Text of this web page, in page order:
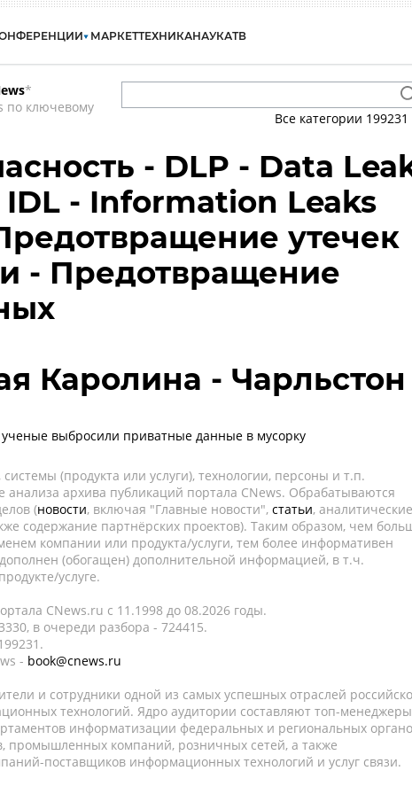
МАРКЕТТЕХНИКАНАУКАТВ
*
по ключевому
Все категории 199231
- DLP - Data
- Information Leaks
утечек
- Предотвращение
Каролина - Чарльстон
выбросили приватные данные в мусорку
(продукта или услуги), технологии, персоны и т.п.
анализа архива публикаций портала CNews. Обрабатываются
(новости, включая "Главные новости", статьи, аналитические
содержание партнёрских проектов). Таким образом, чем
компании или продукта/услуги, тем более информативен
(обогащен) дополнительной информацией, в т.ч.
услуге.
CNews.ru c 11.1998 до 08.2026 годы.
в очереди разбора - 724415.
- book@cnews.ru
и сотрудники одной из самых успешных отраслей
технологий. Ядро аудитории составляют топ-
информатизации федеральных и региональных
промышленных компаний, розничных сетей, а также
поставщиков информационных технологий и услуг связи.